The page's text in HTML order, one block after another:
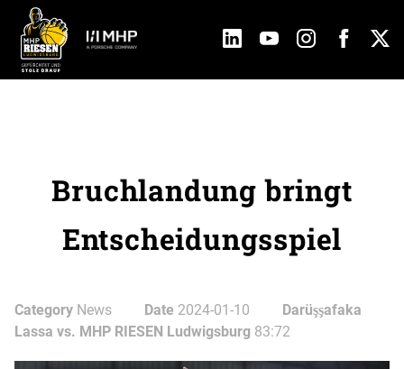
Bruchlandung bringt
Entscheidungsspiel
Category News Date 2024-01-10
Darüşşafaka
Lassa vs. MHP RIESEN Ludwigsburg 83:72